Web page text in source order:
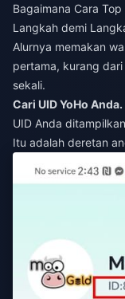
Bagaimana Cara
Langkah demi
Alurnya memakan
pertama, kurang
sekali.
Cari UID YoHo Anda.
UID Anda
Itu adalah deretan